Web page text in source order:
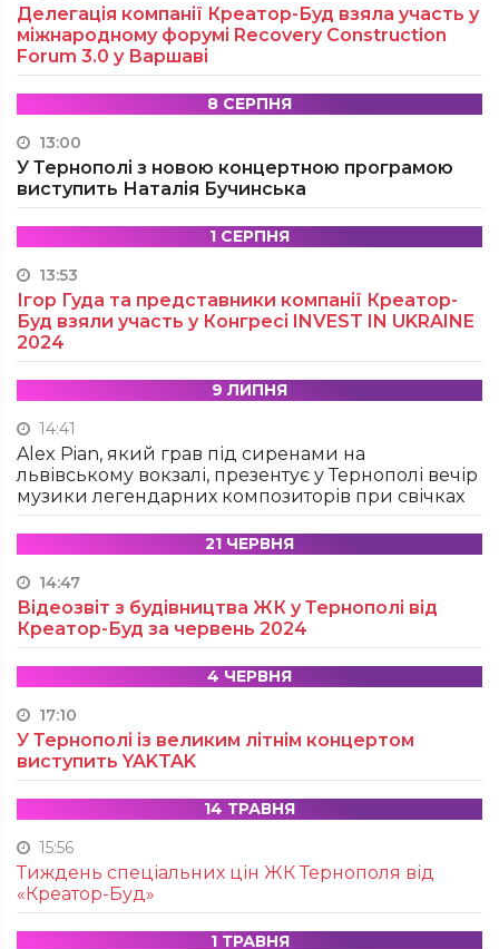
Делегація компанії Креатор-Буд взяла участь у
міжнародному форумі Recovery Construction
Forum 3.0 у Варшаві
8 СЕРПНЯ
13:00
У Тернополі з новою концертною програмою
виступить Наталія Бучинська
1 СЕРПНЯ
13:53
Ігор Гуда та представники компанії Креатор-
Буд взяли участь у Конгресі INVEST IN UKRAINE
2024
9 ЛИПНЯ
14:41
Alex Pian, який грав під сиренами на
львівському вокзалі, презентує у Тернополі вечір
музики легендарних композиторів при свічках
21 ЧЕРВНЯ
14:47
Відеозвіт з будівництва ЖК у Тернополі від
Креатор-Буд за червень 2024
4 ЧЕРВНЯ
17:10
У Тернополі із великим літнім концертом
виступить YAKTAK
14 ТРАВНЯ
15:56
Тиждень спеціальних цін ЖК Тернополя від
«Креатор-Буд»
1 ТРАВНЯ